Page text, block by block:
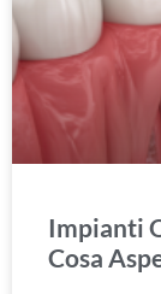
Impianti
Cosa